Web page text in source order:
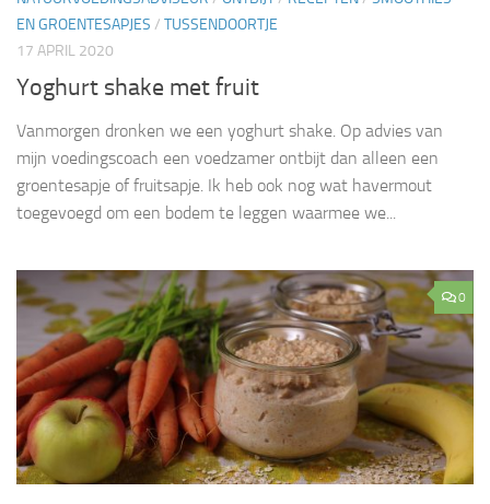
EN GROENTESAPJES / TUSSENDOORTJE
17 APRIL 2020
Yoghurt shake met fruit
Vanmorgen dronken we een yoghurt shake. Op advies van
mijn voedingscoach een voedzamer ontbijt dan alleen een
groentesapje of fruitsapje. Ik heb ook nog wat havermout
toegevoegd om een bodem te leggen waarmee we...
0